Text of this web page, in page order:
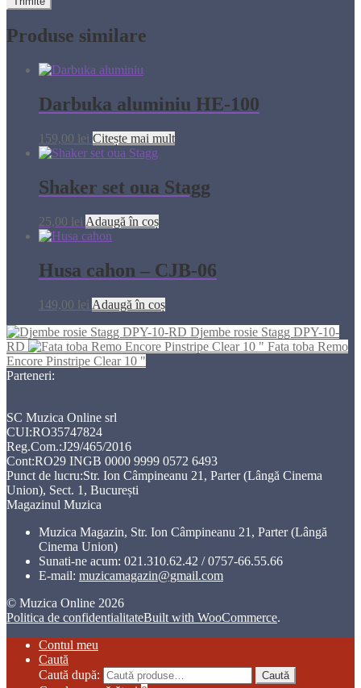
Produse similare
Darbuka aluminiu HE-100
159,00 lei Citește mai mult
Shaker set oua Stagg
25,00 lei Adaugă în coș
Husa cahon – CJB-06
149,00 lei Adaugă în coș
Djembe rosie Stagg DPY-10-
RD
Fata toba Remo
Encore Pinstripe Clear 10 "
Parteneri:
SC Muzica Online srl
CUI:RO35747824
Reg.Com.:J29/465/2016
Cont:RO29 INGB 0000 9999 0572 6493
Punct de lucru:Str. Ion Câmpineanu 21, Parter (Lângă Cinema
Union), Sect. 1, București
Magazinul Muzica
Muzica Magazin, Str. Ion Câmpineanu 21, Parter (Lângă
Cinema Union)
Sunati-ne acum: 021.310.62.42 / 0757-66.55.66
E-mail: muzicamagazin@gmail.com
© Muzica Online 2026
Politica de confidentialitateBuilt with WooCommerce.
Contul meu
Caută
Caută după:
Caută